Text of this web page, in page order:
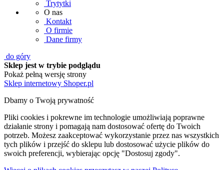
Trytytki
O nas
Kontakt
O firmie
Dane firmy
do góry
Sklep jest w trybie podglądu
Pokaż pełną wersję strony
Sklep internetowy Shoper.pl
Dbamy o Twoją prywatność
Pliki cookies i pokrewne im technologie umożliwiają poprawne
działanie strony i pomagają nam dostosować ofertę do Twoich
potrzeb. Możesz zaakceptować wykorzystanie przez nas wszystkich
tych plików i przejść do sklepu lub dostosować użycie plików do
swoich preferencji, wybierając opcję "Dostosuj zgody".